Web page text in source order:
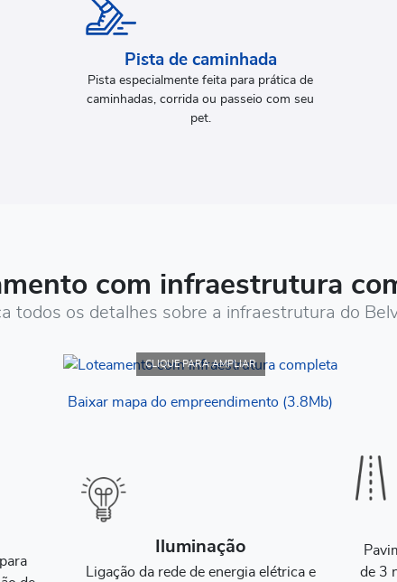
Pista de caminhada
Pista especialmente feita para prática de
caminhadas, corrida ou passeio com seu
pet.
com infraestrutura
todos os detalhes sobre a infraestrutura do
CLIQUE PARA AMPLIAR
Baixar mapa do empreendimento (3.8Mb)
Iluminação
Ligação da rede de energia elétrica e
de 3